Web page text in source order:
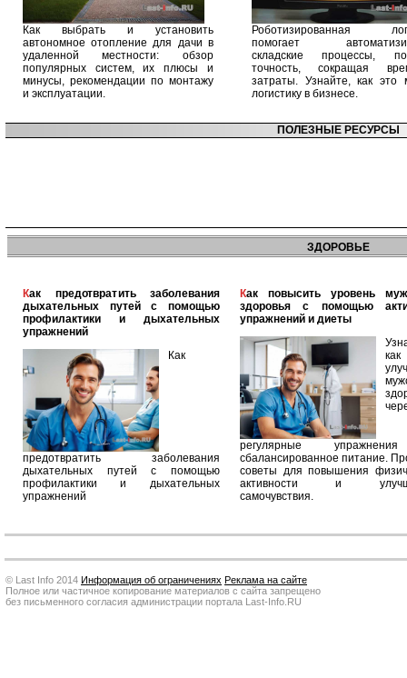
Как выбрать и установить
автономное отопление для дачи в
удаленной местности: обзор
популярных систем, их плюсы и
минусы, рекомендации по монтажу
и эксплуатации.
Роботизированная
помогает
складские процессы,
точность, сокращая
затраты. Узнайте, как это
логистику в бизнесе.
ПОЛЕЗНЫЕ РЕСУРСЫ
ЗДОРОВЬЕ
Как предотвратить заболевания
дыхательных путей с помощью
профилактики и дыхательных
упражнений
Как
предотвратить заболевания
дыхательных путей с помощью
профилактики и дыхательных
упражнений
Как повысить уровень мужского
здоровья с помощью
упражнений и диеты
как
регулярные
сбалансированное питание.
советы для повышения
активности и
самочувствия.
© Last Info 2014 Информация об ограничениях Реклама на сайте
Полное или частичное копирование материалов с сайта запрещено
без письменного согласия администрации портала Last-Info.RU